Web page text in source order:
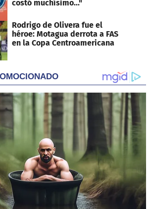
costó muchísimo..."
Rodrigo de Olivera fue el
héroe: Motagua derrota a FAS
en la Copa Centroamericana